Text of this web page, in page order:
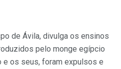
de Ávila, divulga os ensinos
pelo monge egípcio
e os seus, foram expulsos e